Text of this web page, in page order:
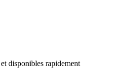
et disponibles rapidement